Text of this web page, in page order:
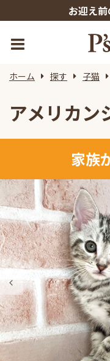
お迎え
ホーム 探す 子猫
アメリカン
家族